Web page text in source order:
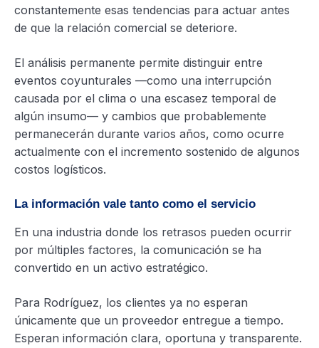
constantemente esas tendencias para actuar antes
de que la relación comercial se deteriore.
El análisis permanente permite distinguir entre
eventos coyunturales —como una interrupción
causada por el clima o una escasez temporal de
algún insumo— y cambios que probablemente
permanecerán durante varios años, como ocurre
actualmente con el incremento sostenido de algunos
costos logísticos.
La información vale tanto como el servicio
En una industria donde los retrasos pueden ocurrir
por múltiples factores, la comunicación se ha
convertido en un activo estratégico.
Para Rodríguez, los clientes ya no esperan
únicamente que un proveedor entregue a tiempo.
Esperan información clara, oportuna y transparente.